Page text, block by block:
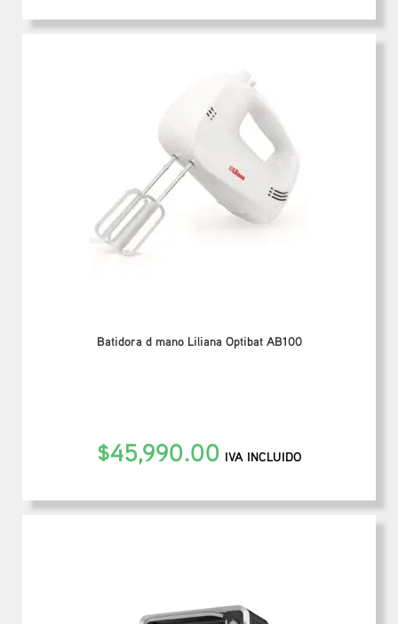
Batidora d mano Liliana Optibat AB100
$45,990.00 IVA INCLUIDO